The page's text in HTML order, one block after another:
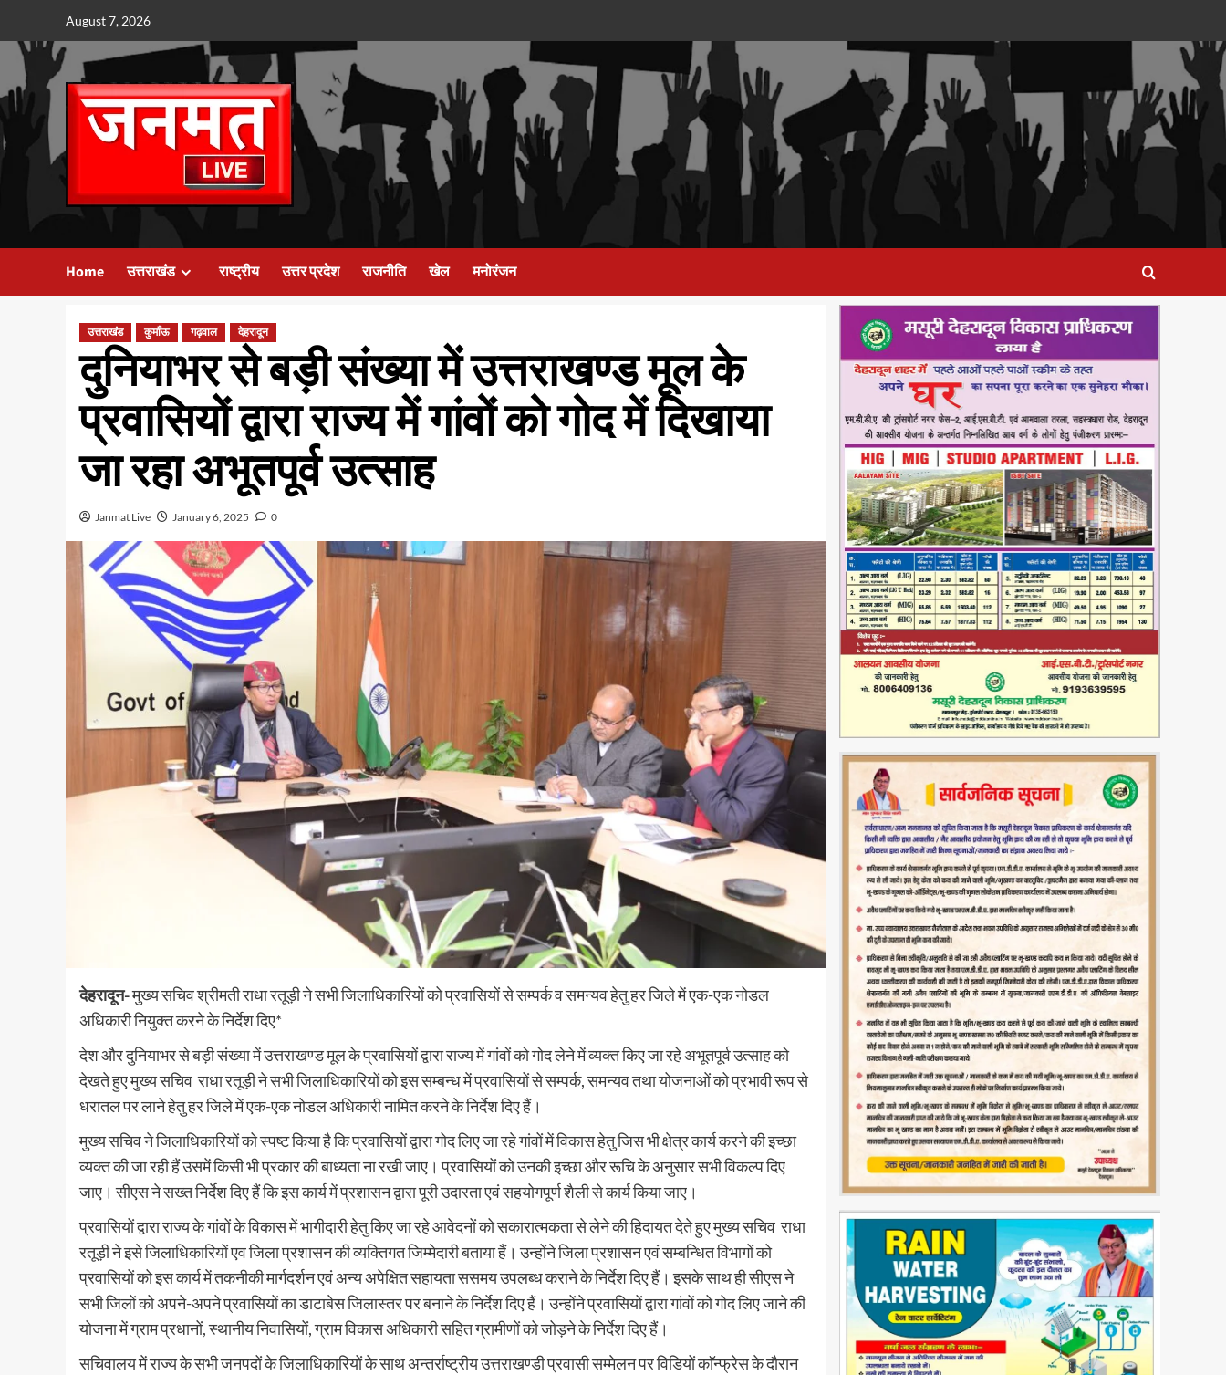
content
August 7, 2026
Home उत्तराखंड राष्ट्रीय उत्तर प्रदेश राजनीति खेल मनोरंजन
उत्तराखंड कुमाँऊ गढ़वाल देहरादून
दुनियाभर से बड़ी संख्या में उत्तराखण्ड मूल के
प्रवासियों द्वारा राज्य में गांवों को गोद में दिखाया
जा रहा अभूतपूर्व उत्साह
Janmat Live January 6, 2025 0
देहरादून-मुख्य सचिव श्रीमती राधा रतूड़ी ने सभी जिलाधिकारियों को प्रवासियों से सम्पर्क व समन्यव हेतु हर जिले में एक-एक नोडल
अधिकारी नियुक्त करने के निर्देश दिए*
देश और दुनियाभर से बड़ी संख्या में उत्तराखण्ड मूल के प्रवासियों द्वारा राज्य में गांवों को गोद लेने में व्यक्त किए जा रहे अभूतपूर्व उत्साह को
देखते हुए मुख्य सचिव राधा रतूड़ी ने सभी जिलाधिकारियों को इस सम्बन्ध में प्रवासियों से सम्पर्क, समन्यव तथा योजनाओं को प्रभावी रूप से
धरातल पर लाने हेतु हर जिले में एक-एक नोडल अधिकारी नामित करने के निर्देश दिए हैं।
मुख्य सचिव ने जिलाधिकारियों को स्पष्ट किया है कि प्रवासियों द्वारा गोद लिए जा रहे गांवों में विकास हेतु जिस भी क्षेत्र कार्य करने की इच्छा
व्यक्त की जा रही हैं उसमें किसी भी प्रकार की बाध्यता ना रखी जाए। प्रवासियों को उनकी इच्छा और रूचि के अनुसार सभी विकल्प दिए
जाए। सीएस ने सख्त निर्देश दिए हैं कि इस कार्य में प्रशासन द्वारा पूरी उदारता एवं सहयोगपूर्ण शैली से कार्य किया जाए।
प्रवासियों द्वारा राज्य के गांवों के विकास में भागीदारी हेतु किए जा रहे आवेदनों को सकारात्मकता से लेने की हिदायत देते हुए मुख्य सचिव राधा
रतूड़ी ने इसे जिलाधिकारियों एव जिला प्रशासन की व्यक्तिगत जिम्मेदारी बताया हैं। उन्होंने जिला प्रशासन एवं सम्बन्धित विभागों को
प्रवासियों को इस कार्य में तकनीकी मार्गदर्शन एवं अन्य अपेक्षित सहायता ससमय उपलब्ध कराने के निर्देश दिए हैं। इसके साथ ही सीएस ने
सभी जिलों को अपने-अपने प्रवासियों का डाटाबेस जिलास्तर पर बनाने के निर्देश दिए हैं। उन्होंने प्रवासियों द्वारा गांवों को गोद लिए जाने की
योजना में ग्राम प्रधानों, स्थानीय निवासियों, ग्राम विकास अधिकारी सहित ग्रामीणों को जोड़ने के निर्देश दिए हैं।
सचिवालय में राज्य के सभी जनपदों के जिलाधिकारियों के साथ अन्तर्राष्ट्रीय उत्तराखण्डी प्रवासी सम्मेलन पर विडियों काॅन्फ्रेस के दौरान